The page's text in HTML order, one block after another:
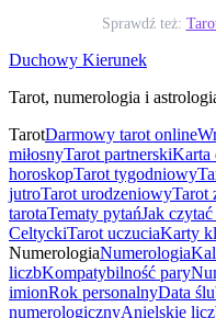
Sprawdź też:
Duchowy Kierunek
Tarot, numerologia i
TarotDarmowy tarot online
miłosnyTarot partnerskiKarta
horoskopTarot tygodniowy
jutroTarot urodzeniowyTarot
tarotaTematy pytańJak czytać
CeltyckiTarot uczuciaKarty
NumerologiaNumerologia
liczbKompatybilność pary
imionRok personalnyData
numerologicznyAnielskie